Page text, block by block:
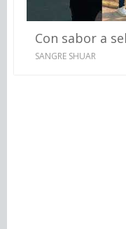
Con sabor a
SANGRE SHUAR